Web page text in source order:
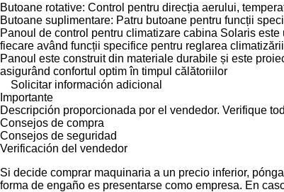
Butoane rotative: Control pentru direcția aerului,
Butoane suplimentare: Patru butoane pentru funcții
Panoul de control pentru climatizare cabina Solaris
fiecare având funcții specifice pentru reglarea climatizării
Panoul este construit din materiale durabile și este
asigurând confortul optim în timpul călătoriilor
Solicitar información adicional
Importante
Descripción proporcionada por el vendedor. Verifique
Consejos de compra
Consejos de seguridad
Verificación del vendedor
Si decide comprar maquinaria a un precio inferior,
forma de engaño es presentarse como empresa. En